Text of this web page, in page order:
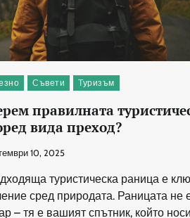
Съвети Туризъм
правилната
вида преход?
10, 2025
туристическа раница е
сред природата. Раницата не
– тя е вашият спътник, който носи